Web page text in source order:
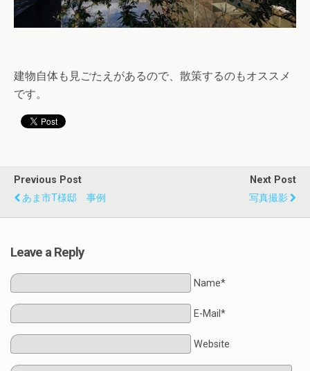
建物自体も見ごたえがあるので、散策するのもオススメ
です。
Previous Post
あま市T様邸 事例
Next Post
写真撮影
Leave a Reply
Name*
E-Mail*
Website